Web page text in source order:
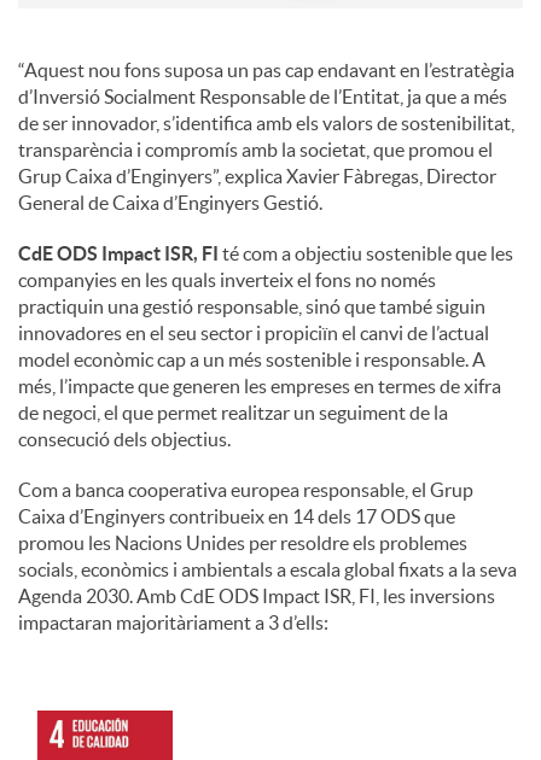
“Aquest nou fons suposa un pas cap endavant en l’estratègia
d’Inversió Socialment Responsable de l’Entitat, ja que a més
de ser innovador, s’identifica amb els valors de sostenibilitat,
transparència i compromís amb la societat, que promou el
Grup Caixa d’Enginyers”, explica Xavier Fàbregas, Director
General de Caixa d’Enginyers Gestió.
CdE ODS Impact ISR, FI té com a objectiu sostenible que les
companyies en les quals inverteix el fons no només
practiquin una gestió responsable, sinó que també siguin
innovadores en el seu sector i propiciïn el canvi de l’actual
model econòmic cap a un més sostenible i responsable. A
més, l’impacte que generen les empreses en termes de xifra
de negoci, el que permet realitzar un seguiment de la
consecució dels objectius.
Com a banca cooperativa europea responsable, el Grup
Caixa d’Enginyers contribueix en 14 dels 17 ODS que
promou les Nacions Unides per resoldre els problemes
socials, econòmics i ambientals a escala global fixats a la seva
Agenda 2030. Amb CdE ODS Impact ISR, FI, les inversions
impactaran majoritàriament a 3 d’ells: